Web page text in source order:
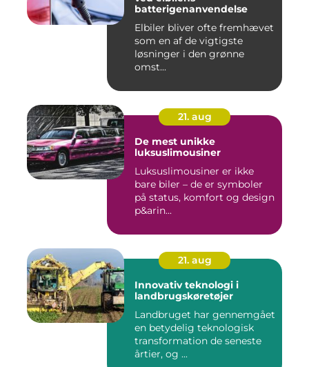
batterigenanvendelse
Elbiler bliver ofte fremhævet
som en af de vigtigste
løsninger i den grønne
omst...
21. aug
De mest unikke
luksuslimousiner
Luksuslimousiner er ikke
bare biler – de er symboler
på status, komfort og design
p&arin...
21. aug
Innovativ teknologi i
landbrugskøretøjer
Landbruget har gennemgået
en betydelig teknologisk
transformation de seneste
årtier, og ...